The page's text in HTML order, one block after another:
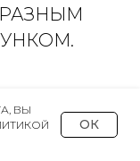
РАЗНЫМ
ВЫ
ОК